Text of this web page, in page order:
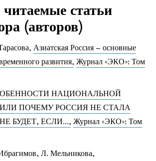
статьи
(авторов)
Азиатская Россия – основные
развития, Журнал «ЭКО»: Том
НАЦИОНАЛЬНОЙ
ПОЧЕМУ РОССИЯ НЕ СТАЛА
БУДЕТ, ЕСЛИ..., Журнал «ЭКО»: Том
Л. Мельникова,